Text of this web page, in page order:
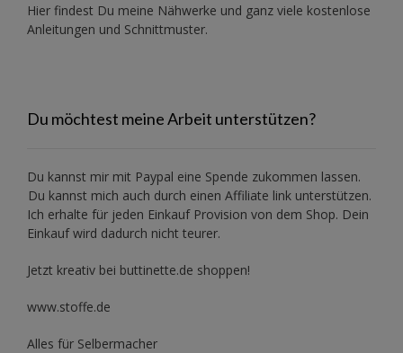
Hier findest Du meine Nähwerke und ganz viele kostenlose
Anleitungen und Schnittmuster.
Du möchtest meine Arbeit unterstützen?
Du kannst mir mit Paypal eine Spende zukommen lassen.
Du kannst mich auch durch einen Affiliate link unterstützen.
Ich erhalte für jeden Einkauf Provision von dem Shop. Dein
Einkauf wird dadurch nicht teurer.
Jetzt kreativ bei buttinette.de shoppen!
www.stoffe.de
Alles für Selbermacher